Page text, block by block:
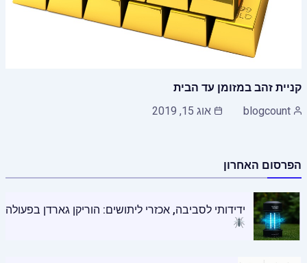
קניית זהב במזומן עד הבית
blogcount
אוג 15, 2019
הפרסום האחרון
ידידותי לסביבה, אכזרי ליתושים: הוריקן גארדן בפעולה